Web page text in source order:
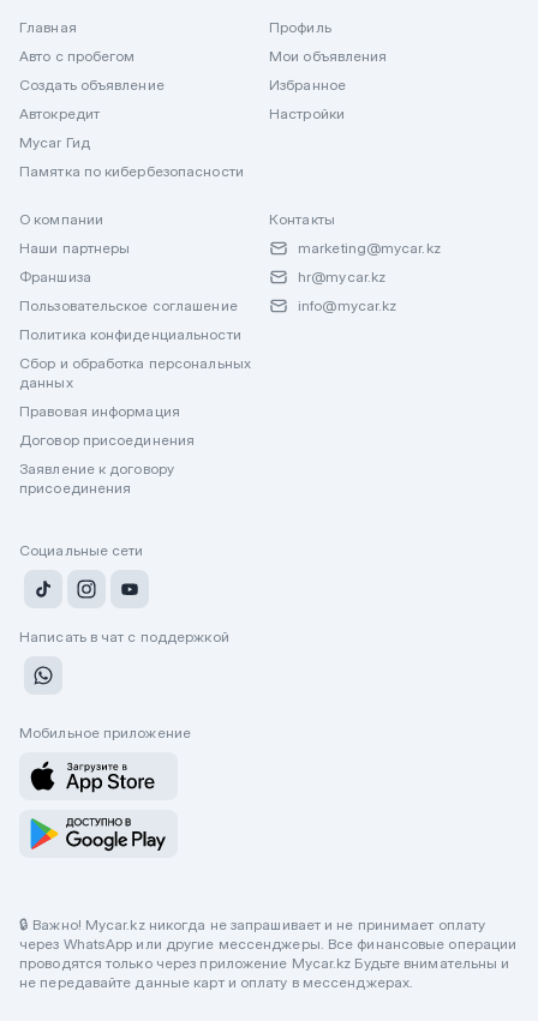
Главная
Авто с пробегом
Создать объявление
Автокредит
Mycar Гид
Памятка по кибербезопасности
Профиль
Мои объявления
Избранное
Настройки
О компании
Наши партнеры
Франшиза
Пользовательское соглашение
Политика конфиденциальности
Сбор и обработка персональных
данных
Правовая информация
Договор присоединения
Заявление к договору
присоединения
Контакты
marketing@mycar.kz
hr@mycar.kz
info@mycar.kz
Социальные сети
Написать в чат с поддержкой
Мобильное приложение
🔒 Важно! Mycar.kz никогда не запрашивает и не принимает оплату
через WhatsApp или другие мессенджеры. Все финансовые операции
проводятся только через приложение Mycar.kz Будьте внимательны и
не передавайте данные карт и оплату в мессенджерах.